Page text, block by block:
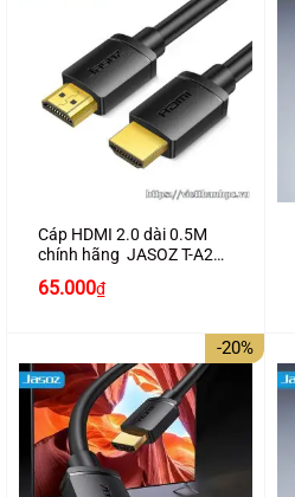
Cáp HDMI 2.0 dài 0.5M
chính hãng JASOZ T-A278
65.000₫
-20%